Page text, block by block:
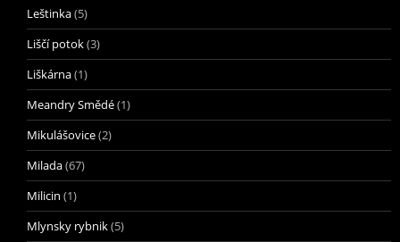
Leštinka(5)
Liščí potok(3)
Liškárna(1)
Meandry Smědé(1)
Mikulášovice(2)
Milada(67)
Milicin (1)
Mlynsky rybnik(5)